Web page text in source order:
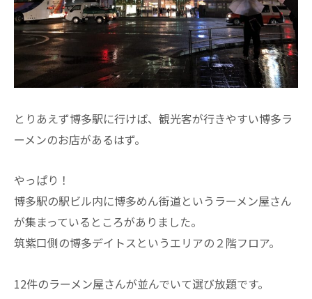
とりあえず博多駅に行けば、観光客が行きやすい博多ラ
ーメンのお店があるはず。
やっぱり！
博多駅の駅ビル内に博多めん街道というラーメン屋さん
が集まっているところがありました。
筑紫口側の博多デイトスというエリアの２階フロア。
12件のラーメン屋さんが並んでいて選び放題です。